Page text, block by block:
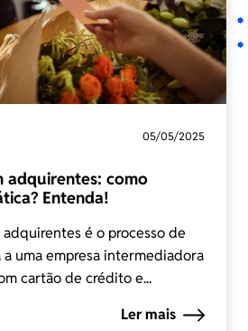
05/05/2025
adquirentes: como
Entenda!
é o processo de
uma empresa intermediadora
cartão de crédito e...
Ler mais